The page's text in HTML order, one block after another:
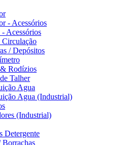
- Acessórios
Acessórios
Circulação
/ Depósitos
Rodízios
Talher
Agua
Agua (Industrial)
(Industrial)
Detergente
Borrachas